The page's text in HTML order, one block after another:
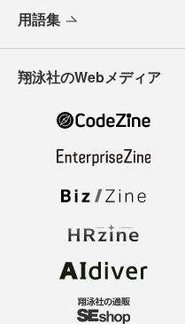
用語集
翔泳社のWebメディア